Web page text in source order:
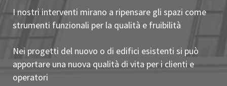
I nostri interventi mirano a ripensare gli spazi come
strumenti funzionali per la qualità e fruibilità
Nei progetti del nuovo o di edifici esistenti si può
apportare una nuova qualità di vita per i clienti e
operatori